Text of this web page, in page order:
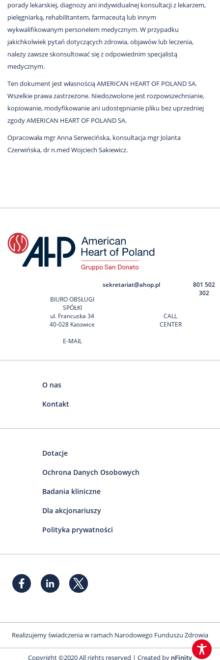
porady lekarskiej, diagnozy ani indywidualnej konsultacji z lekarzem,
pielęgniarką, rehabilitantem, farmaceutą lub innym
wykwalifikowanym personelem medycznym. W przypadku
jakichkolwiek pytań dotyczących zdrowia, objawów lub leczenia,
należy zawsze skonsultować się z odpowiednim specjalistą
medycznym.
Ten dokument jest własnością AMERICAN HEART OF POLAND SA.
Wszelkie prawa zastrzeżone. Niedozwolone jest rozpowszechnianie,
kopiowanie, modyfikowanie ani udostępnianie pliku bez uprzedniej
zgody AMERICAN HEART OF POLAND SA.
Opracowała mgr Anna Serwecińska, konsultacja mgr Jolanta
Czerwińska, dr n.med Wojciech Sakiewicz.
BIURO OBSŁUGI
SPÓŁKI
ul. Francuska 34
40-028 Katowice
E-MAIL
sekretariat@ahop.pl
CALL
CENTER
801 502
302
O nas
Kontakt
Dotacje
Ochrona Danych Osobowych
Badania kliniczne
Dla akcjonariuszy
Polityka prywatności
Realizujemy świadczenia w ramach Narodowego Funduszu Zdrowia
Copyright ©2020 All rights reserved | Created by nFinity